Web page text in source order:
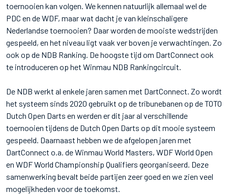
toernooien kan volgen. We kennen natuurlijk allemaal wel de
PDC en de WDF, maar wat dacht je van kleinschaligere
Nederlandse toernooien? Daar worden de mooiste wedstrijden
gespeeld, en het niveau ligt vaak ver boven je verwachtingen. Zo
ook op de NDB Ranking. De hoogste tijd om DartConnect ook
te introduceren op het Winmau NDB Rankingcircuit.
De NDB werkt al enkele jaren samen met DartConnect. Zo wordt
het systeem sinds 2020 gebruikt op de tribunebanen op de TOTO
Dutch Open Darts en werden er dit jaar al verschillende
toernooien tijdens de Dutch Open Darts op dit mooie systeem
gespeeld. Daarnaast hebben we de afgelopen jaren met
DartConnect o.a. de Winmau World Masters, WDF World Open
en WDF World Championship Qualifiers georganiseerd. Deze
samenwerking bevalt beide partijen zeer goed en we zien veel
mogelijkheden voor de toekomst.